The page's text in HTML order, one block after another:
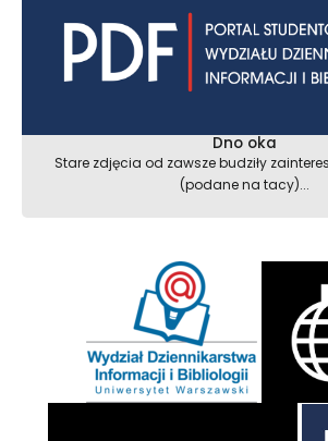
Dno oka
Stare zdjęcia od zawsze budziły
(podane na tacy)...